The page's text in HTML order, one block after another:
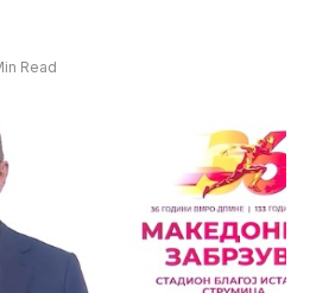
Read